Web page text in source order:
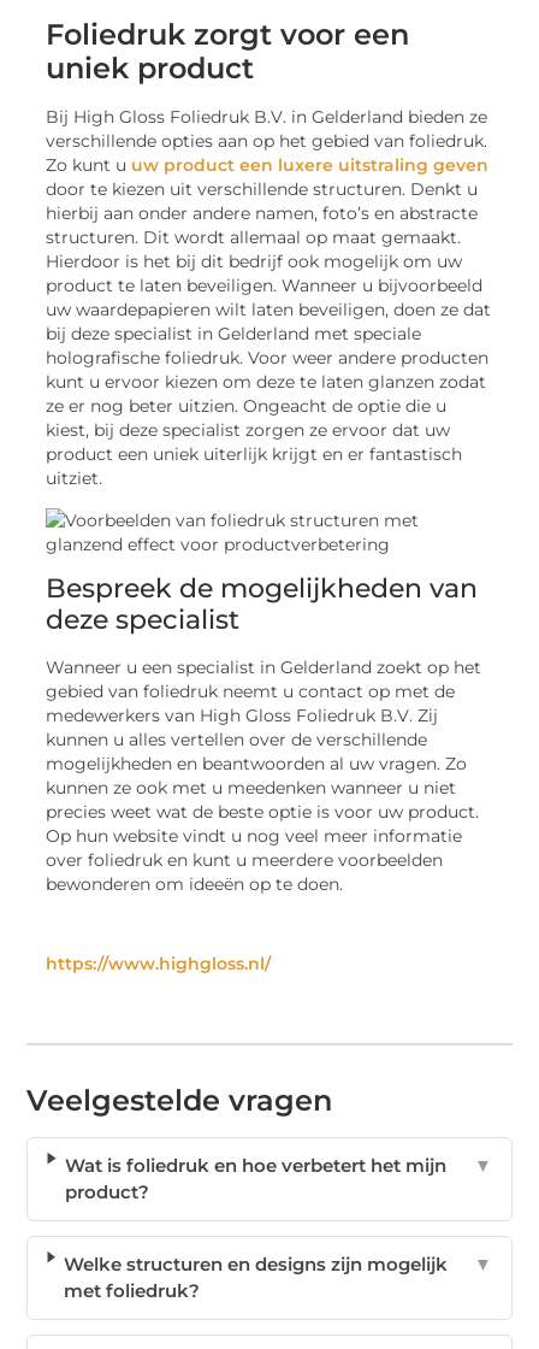
Foliedruk zorgt voor een
uniek product
Bij High Gloss Foliedruk B.V. in Gelderland bieden ze
verschillende opties aan op het gebied van foliedruk.
Zo kunt u uw product een luxere uitstraling geven
door te kiezen uit verschillende structuren. Denkt u
hierbij aan onder andere namen, foto’s en abstracte
structuren. Dit wordt allemaal op maat gemaakt.
Hierdoor is het bij dit bedrijf ook mogelijk om uw
product te laten beveiligen. Wanneer u bijvoorbeeld
uw waardepapieren wilt laten beveiligen, doen ze dat
bij deze specialist in Gelderland met speciale
holografische foliedruk. Voor weer andere producten
kunt u ervoor kiezen om deze te laten glanzen zodat
ze er nog beter uitzien. Ongeacht de optie die u
kiest, bij deze specialist zorgen ze ervoor dat uw
product een uniek uiterlijk krijgt en er fantastisch
uitziet.
Bespreek de mogelijkheden van
deze specialist
Wanneer u een specialist in Gelderland zoekt op het
gebied van foliedruk neemt u contact op met de
medewerkers van High Gloss Foliedruk B.V. Zij
kunnen u alles vertellen over de verschillende
mogelijkheden en beantwoorden al uw vragen. Zo
kunnen ze ook met u meedenken wanneer u niet
precies weet wat de beste optie is voor uw product.
Op hun website vindt u nog veel meer informatie
over foliedruk en kunt u meerdere voorbeelden
bewonderen om ideeën op te doen.
https://www.highgloss.nl/
Veelgestelde vragen
Wat is foliedruk en hoe verbetert het mijn
product?
▼
Welke structuren en designs zijn mogelijk
met foliedruk?
▼